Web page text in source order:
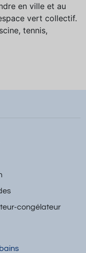
en ville et au
vert collectif.
tennis,
congélateur